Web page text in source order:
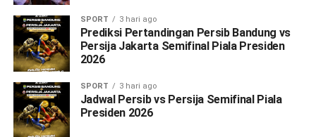
SPORT 3 hari ago
Prediksi Pertandingan Persib Bandung vs
Persija Jakarta Semifinal Piala Presiden
2026
SPORT 3 hari ago
Jadwal Persib vs Persija Semifinal Piala
Presiden 2026